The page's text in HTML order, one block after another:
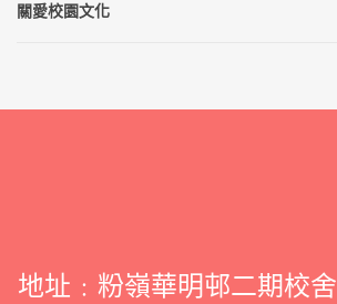
關愛校園文化
地址﹕粉嶺華明邨二期校舍